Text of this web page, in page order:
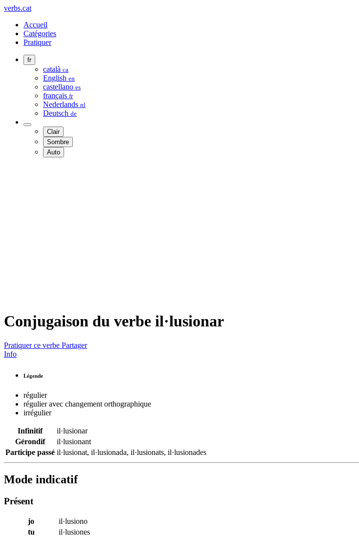
verbs.cat
Accueil
Catégories
Pratiquer
fr
català ca
English en
castellano es
français fr
Nederlands nl
Deutsch de
Clair
Sombre
Auto
Conjugaison du verbe il·lusionar
Pratiquer ce verbe Partager
Info
Légende
régulier
régulier avec changement orthographique
irrégulier
Infinitif
il·lusionar
Gérondif
il·lusionant
Participe passé il·lusionat, il·lusionada, il·lusionats, il·lusionades
Mode indicatif
Présent
jo
il·lusiono
tu
il·lusiones